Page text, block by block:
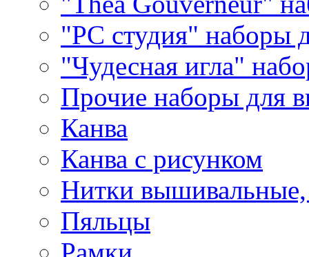
"РС студия" наборы
"Чудесная игла"
Прочие наборы для
Канва
Канва с рисунком
Нитки
Пяльцы